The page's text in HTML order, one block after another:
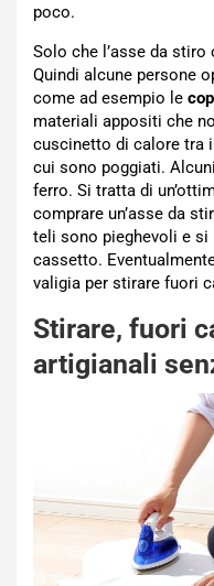
poco.
Solo che l’asse da stiro
Quindi alcune persone
come ad esempio le
materiali appositi che
cuscinetto di calore tra
cui sono poggiati.
ferro. Si tratta di
comprare un’asse da
teli sono pieghevoli e
cassetto.
valigia per stirare fuori
Stirare, fuori
artigianali